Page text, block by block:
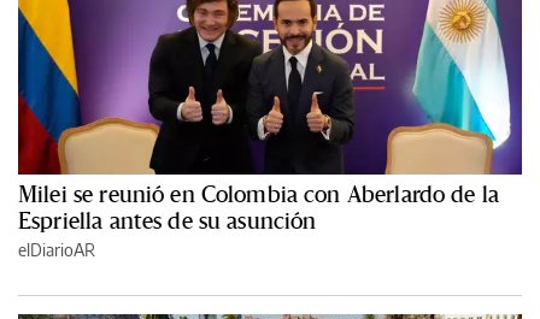
Milei se reunió en Colombia con Aberlardo de la
Espriella antes de su asunción
elDiarioAR